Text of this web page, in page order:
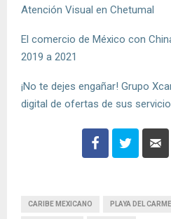
Atención Visual en Chetumal
El comercio de México con
2019 a 2021
¡No te dejes engañar! Grupo
digital de ofertas de sus
CARIBE MEXICANO PLAYA DEL